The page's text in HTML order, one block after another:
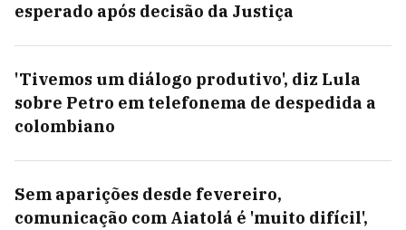
esperado após decisão da Justiça
'Tivemos um diálogo produtivo', diz Lula
sobre Petro em telefonema de despedida a
colombiano
Sem aparições desde fevereiro,
comunicação com Aiatolá é 'muito difícil',